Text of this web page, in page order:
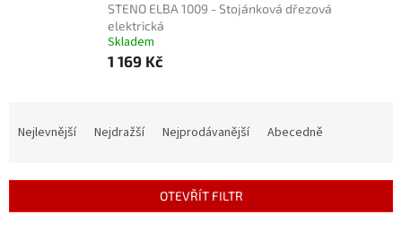
STENO ELBA 1009 - Stojánková dřezová
elektrická
Skladem
1 169 Kč
í
Nejlevnější Nejdražší Nejprodávanější Abecedně
OTEVŘÍT FILTR